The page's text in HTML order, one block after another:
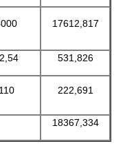
17612,817
531,826
110 222,691
18367,334